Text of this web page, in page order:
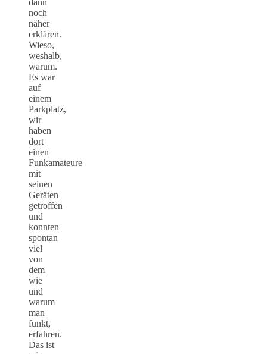
noch
näher
erklären.
Wieso,
weshalb,
warum.
Es war
auf
einem
Parkplatz,
wir
haben
dort
einen
Funkamateure
mit
seinen
Geräten
getroffen
und
konnten
spontan
viel
von
dem
wie
und
warum
man
funkt,
erfahren.
Das ist